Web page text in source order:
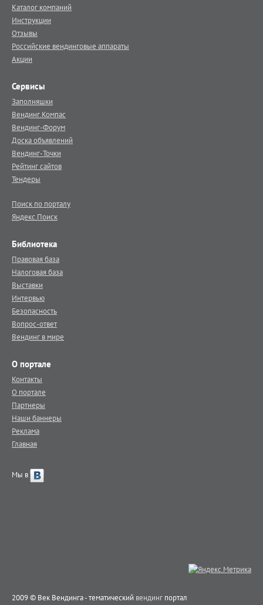
Каталог компаний
Инструкции
Отзывы
Российские вендинговые аппараты
Акции
Сервисы
Заполняшки
Вендинг.Компас
Вендинг-Форум
Доска объявлений
Вендинг-Точки
Рейтинг сайтов
Тендеры
Поиск по порталу
Яндекс.Поиск
Библиотека
Правовая база
Налоговая база
Выставки
Интервью
Безопасность
Вопрос-ответ
Вендинг в мире
О портале
Контакты
О портале
Партнеры
Наши баннеры
Реклама
Главная
Мы в
2009 © Век Вендинга - тематический вендинг портал